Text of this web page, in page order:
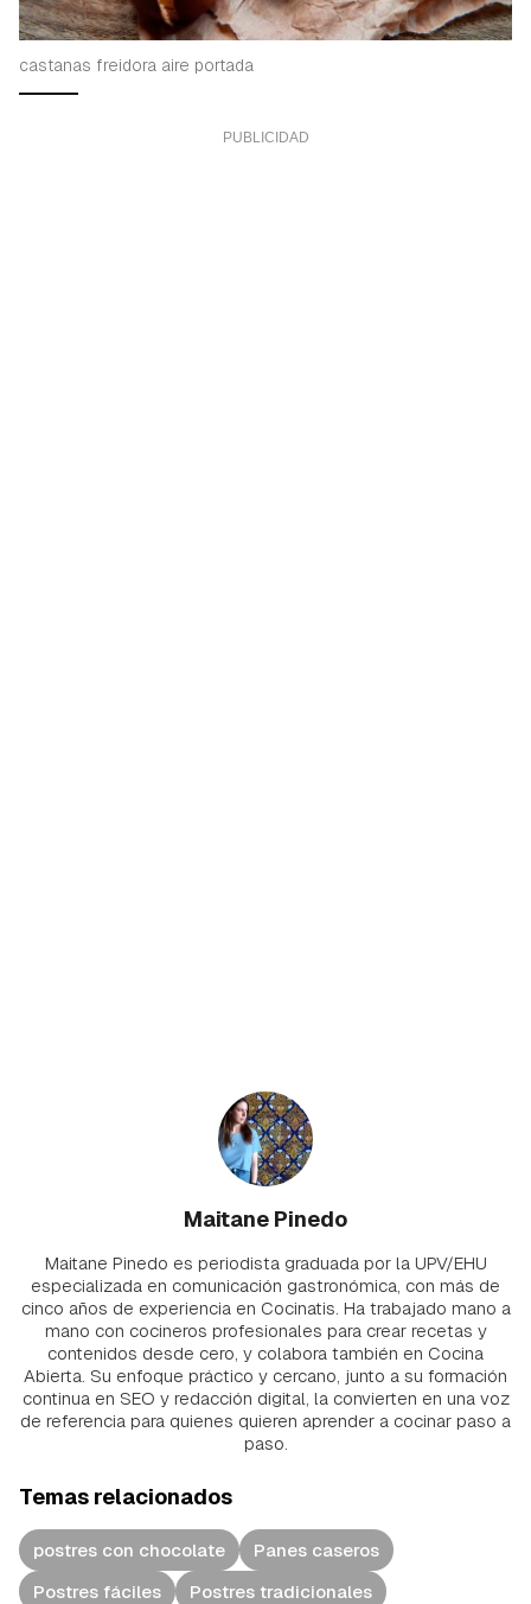
castanas freidora aire portada
Maitane Pinedo
Maitane Pinedo es periodista graduada por la UPV/EHU
especializada en comunicación gastronómica, con más de
cinco años de experiencia en Cocinatis. Ha trabajado mano a
mano con cocineros profesionales para crear recetas y
contenidos desde cero, y colabora también en Cocina
Abierta. Su enfoque práctico y cercano, junto a su formación
continua en SEO y redacción digital, la convierten en una voz
de referencia para quienes quieren aprender a cocinar paso a
paso.
Temas relacionados
postres con chocolate
Panes caseros
Postres fáciles
Postres tradicionales